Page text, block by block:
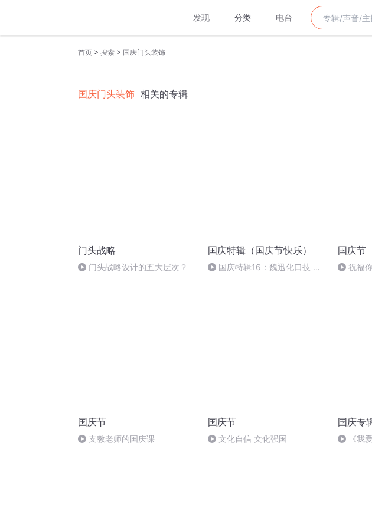
发现 分类 电台
首页 > 搜索 > 国庆门头装饰
国庆门头装饰 相关的专辑
门头战略
门头战略设计的五大层次？
国庆特辑（国庆节快乐）
国庆特辑16：魏迅化口技 二
国庆节
祝福
国庆节
支教老师的国庆课
国庆节
文化自信 文化强国
国庆专
《我